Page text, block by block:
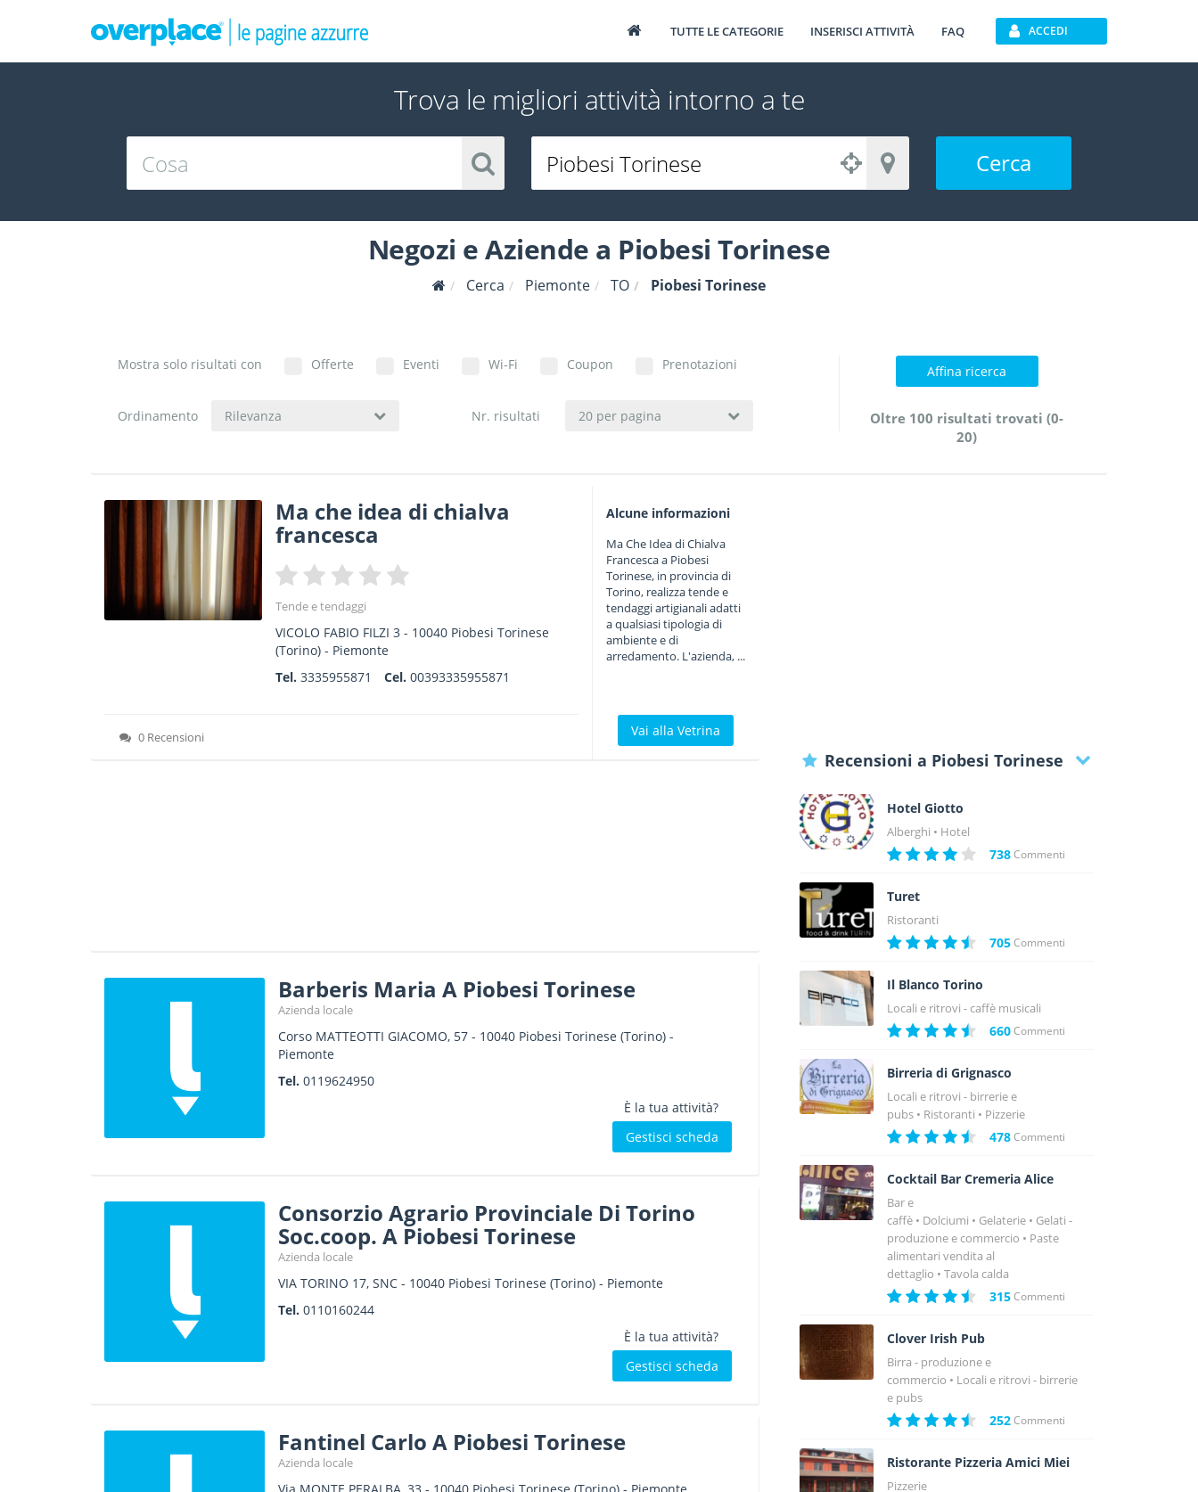
TUTTE LE CATEGORIE INSERISCI ATTIVITÀ FAQ ACCEDI
Trova le migliori attività intorno a te
Cerca
Negozi e Aziende a Piobesi Torinese
Cerca Piemonte TO Piobesi Torinese
Mostra solo risultati con Offerte Eventi Wi-Fi Coupon Prenotazioni
Ordinamento Rilevanza Nr. risultati 20 per pagina
Affina ricerca
Oltre 100 risultati trovati (0-
20)
Ma che idea di chialva
francesca
Tende e tendaggi
VICOLO FABIO FILZI 3 - 10040 Piobesi Torinese
(Torino) - Piemonte
Tel.3335955871 Cel.00393335955871
0 Recensioni
Alcune informazioni
Ma Che Idea di Chialva
Francesca a Piobesi
Torinese, in provincia di
Torino, realizza tende e
tendaggi artigianali adatti
a qualsiasi tipologia di
ambiente e di
arredamento. L'azienda, ...
Vai alla Vetrina
Barberis Maria A Piobesi Torinese
Azienda locale
Corso MATTEOTTI GIACOMO, 57- 10040 Piobesi Torinese(Torino) -
Piemonte
Tel. 0119624950
È la tua attività?
Gestisci scheda
Consorzio Agrario Provinciale Di Torino
Soc.coop. A Piobesi Torinese
Azienda locale
VIA TORINO 17, SNC- 10040 Piobesi Torinese(Torino) - Piemonte
Tel. 0110160244
È la tua attività?
Gestisci scheda
Fantinel Carlo A Piobesi Torinese
Azienda locale
Recensioni a Piobesi Torinese
Hotel Giotto
Alberghi Hotel
738Commenti
Turet
Ristoranti
705Commenti
Il Blanco Torino
Locali e ritrovi - caffè musicali
660Commenti
Birreria di Grignasco
Locali e ritrovi - birrerie e
pubs
Ristoranti Pizzerie
478Commenti
Cocktail Bar Cremeria Alice
Bar e
caffè
Dolciumi Gelaterie
Gelati -
produzione e commercio
Paste
alimentari vendita al
dettaglio
Tavola calda
315Commenti
Clover Irish Pub
Birra - produzione e
commercio
Locali e ritrovi - birrerie
e pubs
252Commenti
Ristorante Pizzeria Amici Miei
Pizzerie